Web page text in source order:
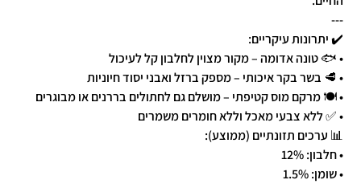
---
✔️ יתרונות עיקריים:
• 🐟 טונה אדומה – מקור מצוין לחלבון קל לעיכול
• 🥩 בשר בקר איכותי – מספק ברזל ואבני יסוד חיוניות
• 🍽️ מרקם מוס קטיפתי – מושלם גם לחתולים בררנים או מבוגרים
• ✅ ללא צבעי מאכל וללא חומרים משמרים
📊 ערכים תזונתיים (ממוצע):
• חלבון: 12%
• שומן: 1.5%